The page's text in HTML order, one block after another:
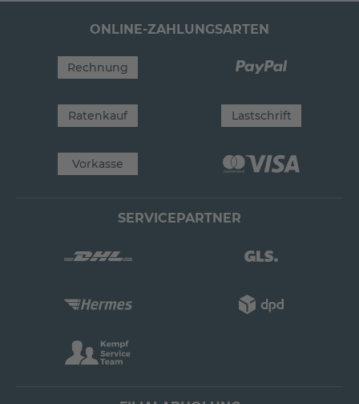
ONLINE-ZAHLUNGSARTEN
Rechnung
Ratenkauf Lastschrift
Vorkasse
SERVICEPARTNER